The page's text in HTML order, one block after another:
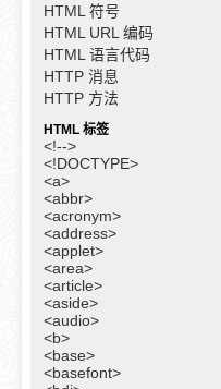
HTML 符号
HTML URL 编码
HTML 语言代码
HTTP 消息
HTTP 方法
HTML 标签
<!-->
<!DOCTYPE>
<a>
<abbr>
<acronym>
<address>
<applet>
<area>
<article>
<aside>
<audio>
<b>
<base>
<basefont>